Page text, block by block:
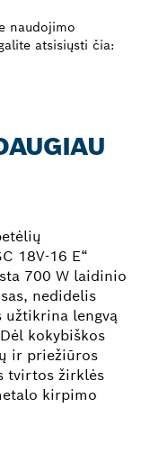
naudojimo
atsisiųsti čia:
18V-16 E“
700 W laidinio
nedidelis
užtikrina lengvą
kokybiškos
ir priežiūros
tvirtos žirklės
kirpimo